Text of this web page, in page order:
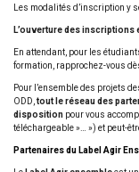
Les modalités d’inscription y
L’ouverture des inscriptions
En attendant, pour les
formation, rapprochez-vous
Pour l’ensemble des projets
ODD, tout le réseau des
disposition pour vous
téléchargeable »… ») et peut-
Partenaires du Label Agir